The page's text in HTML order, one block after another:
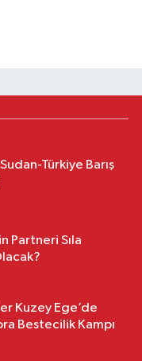
Türkiye Barış
Partneri Sıla
Kuzey Ege’de
Bestecilik Kampı